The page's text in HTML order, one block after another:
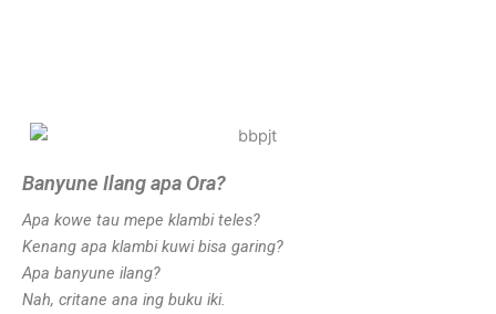
Banyune Ilang apa Ora?
Apa kowe tau mepe klambi teles?
Kenang apa klambi kuwi bisa garing?
Apa banyune ilang?
Nah, critane ana ing buku iki.